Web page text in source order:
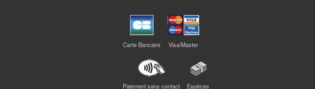
Carte Bancaire Visa/Master
Paiement sans contact Espèces